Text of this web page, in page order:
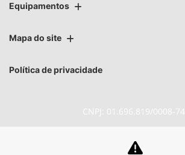
Equipamentos
Mapa do site
Política de privacidade
CNPJ: 01.696.819/0008-74